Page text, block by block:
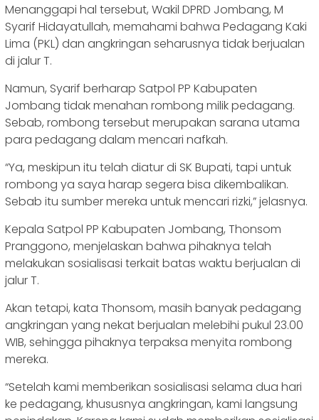
Menanggapi hal tersebut, Wakil DPRD Jombang, M
Syarif Hidayatullah, memahami bahwa Pedagang Kaki
Lima (PKL) dan angkringan seharusnya tidak berjualan
di jalur T.
Namun, Syarif berharap Satpol PP Kabupaten
Jombang tidak menahan rombong milik pedagang.
Sebab, rombong tersebut merupakan sarana utama
para pedagang dalam mencari nafkah.
“Ya, meskipun itu telah diatur di SK Bupati, tapi untuk
rombong ya saya harap segera bisa dikembalikan.
Sebab itu sumber mereka untuk mencari rizki,” jelasnya.
Kepala Satpol PP Kabupaten Jombang, Thonsom
Pranggono, menjelaskan bahwa pihaknya telah
melakukan sosialisasi terkait batas waktu berjualan di
jalur T.
Akan tetapi, kata Thonsom, masih banyak pedagang
angkringan yang nekat berjualan melebihi pukul 23.00
WIB, sehingga pihaknya terpaksa menyita rombong
mereka.
“Setelah kami memberikan sosialisasi selama dua hari
ke pedagang, khususnya angkringan, kami langsung